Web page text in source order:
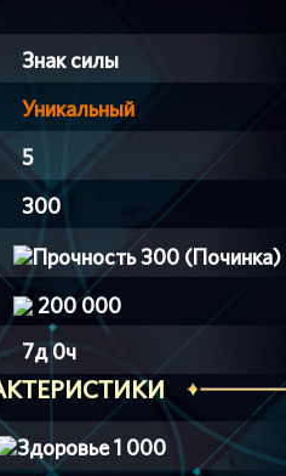
Знак силы
Уникальный
5
300
300 (Починка)
200 000
7д 0ч
1 000